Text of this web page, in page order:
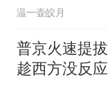
温一壶皎月
普京火速提
趁西方没反